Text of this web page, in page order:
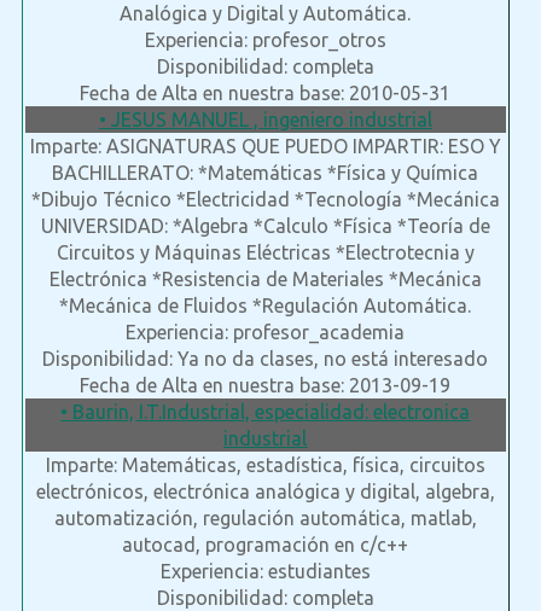
Analógica y Digital y Automática.
Experiencia: profesor_otros
Disponibilidad: completa
Fecha de Alta en nuestra base: 2010-05-31
• JESUS MANUEL , ingeniero industrial
Imparte: ASIGNATURAS QUE PUEDO IMPARTIR: ESO Y
BACHILLERATO: *Matemáticas *Física y Química
*Dibujo Técnico *Electricidad *Tecnología *Mecánica
UNIVERSIDAD: *Algebra *Calculo *Física *Teoría de
Circuitos y Máquinas Eléctricas *Electrotecnia y
Electrónica *Resistencia de Materiales *Mecánica
*Mecánica de Fluidos *Regulación Automática.
Experiencia: profesor_academia
Disponibilidad: Ya no da clases, no está interesado
Fecha de Alta en nuestra base: 2013-09-19
• Baurin, I.T.Industrial, especialidad: electronica
industrial
Imparte: Matemáticas, estadística, física, circuitos
electrónicos, electrónica analógica y digital, algebra,
automatización, regulación automática, matlab,
autocad, programación en c/c++
Experiencia: estudiantes
Disponibilidad: completa